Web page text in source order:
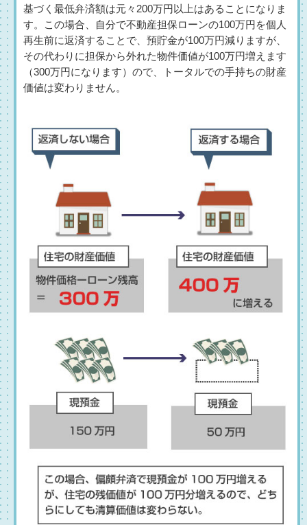
基づく最低弁済額は元々200万円以上はあることになりま
す。この場合、自分で不動産担保ローンの100万円を個人
再生前に返済することで、預貯金が100万円減りますが、
その代わりに担保から外れた物件価値が100万円増えます
（300万円になります）ので、トータルでの手持ちの財産
価値は変わりません。